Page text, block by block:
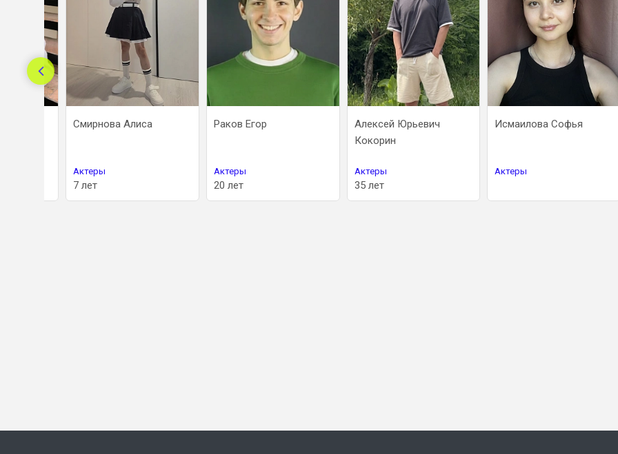
Смирнова Алиса
Актеры
7 лет
Раков Егор
Актеры
20 лет
Алексей Юрьевич
Кокорин
Актеры
35 лет
Исмаилова Софья
Актеры